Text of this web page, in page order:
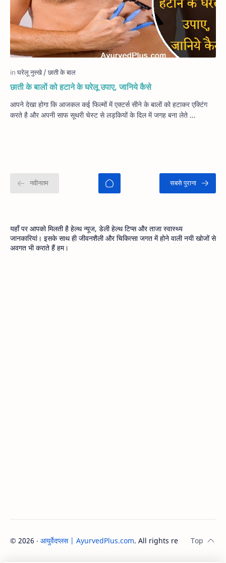
छाती के बालों को हटाने के घरेलू उपाए, जानिये कैसे
आपने देखा होगा कि आजकल कई फिल्मों में एक्टर्स सीने के बालों को हटाकर एक्टिंग
करते है और अपनी साफ सूथरी चेस्ट से लड़कियों के दिल में जगह बना लेते …
यहाँ पर आपको मिलती है हेल्थ न्यूज, डेली हेल्थ टिप्स और ताजा स्वास्थ्य
जानकारियां। इसके साथ ही जीवनशैली और चिकित्सा जगत में होने वाली नयी खोजों से
अवगत भी कराते हैं हम।
© 2026 ‧ आयुर्वेदप्लस | AyurvedPlus.com. All rights reserved.